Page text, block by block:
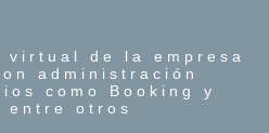
virtual de la empresa
administración
como Booking y
entre otros